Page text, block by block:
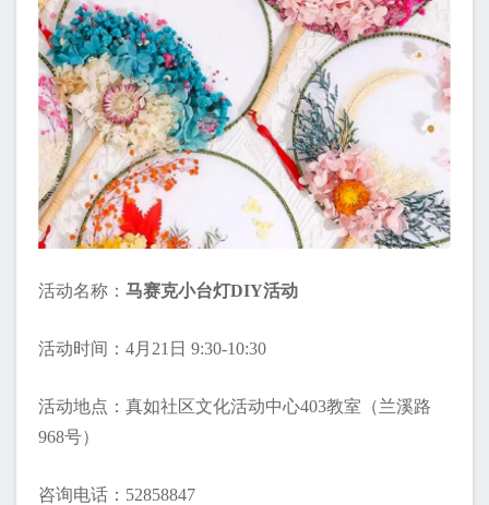
活动名称： 马赛克小台灯DIY活动
活动时间：4月21日 9:30-10:30
活动地点：真如社区文化活动中心403教室（兰溪路
968号）
咨询电话：52858847